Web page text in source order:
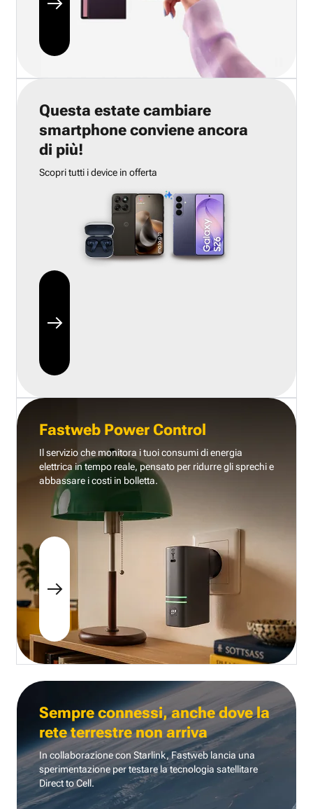
Questa estate cambiare
smartphone conviene ancora
di più!
Scopri tutti i device in offerta
Fastweb Power Control
Il servizio che monitora i tuoi consumi di energia
elettrica in tempo reale, pensato per ridurre gli sprechi e
abbassare i costi in bolletta.
Sempre connessi, anche dove la
rete terrestre non arriva
In collaborazione con Starlink, Fastweb lancia una
sperimentazione per testare la tecnologia satellitare
Direct to Cell.